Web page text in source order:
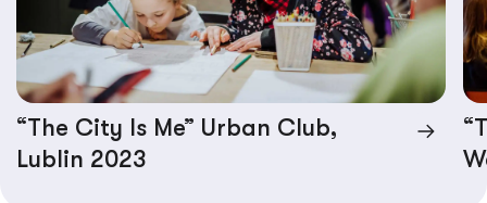
“The City Is Me” Urban Club,
Lublin 2023